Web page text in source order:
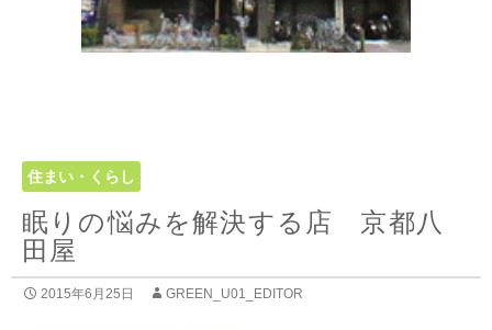
住まい・くらし
眠りの悩みを解決する店 京都八
田屋
2015年6月25日 GREEN_U01_EDITOR